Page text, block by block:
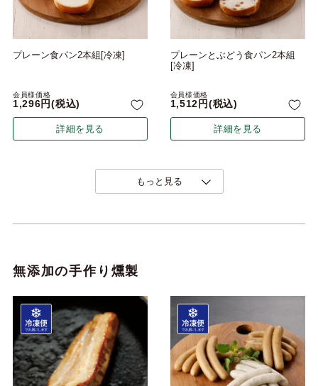
プレーン食パン2本組[冷凍]
会員様価格
1,296 税込
詳細を見る
プレーンとぶどう食パン2本組
[冷凍]
会員様価格
1,512 税込
詳細を見る
もっと見る
無添加の手作り燻製